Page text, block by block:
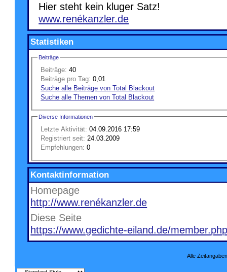
Hier steht kein kluger Satz!
www.renékanzler.de
Statistiken
Beiträge
Beiträge: 40
Beiträge pro Tag: 0,01
Suche alle Beiträge von Total Blackout
Suche alle Themen von Total Blackout
Diverse Informationen
Letzte Aktivität: 04.09.2016 17:59
Registriert seit: 24.03.2009
Empfehlungen: 0
Kontaktinformation
Homepage
http://www.renékanzler.de
Diese Seite
https://www.gedichte-eiland.de/
Alle